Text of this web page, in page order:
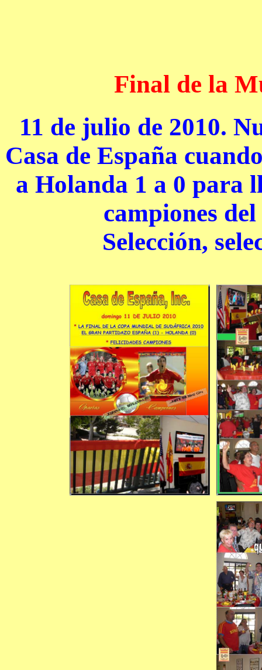
Final de la
11 de julio de 2010.
Casa de España
a Holanda 1 a 0 para
campiones
Selección,